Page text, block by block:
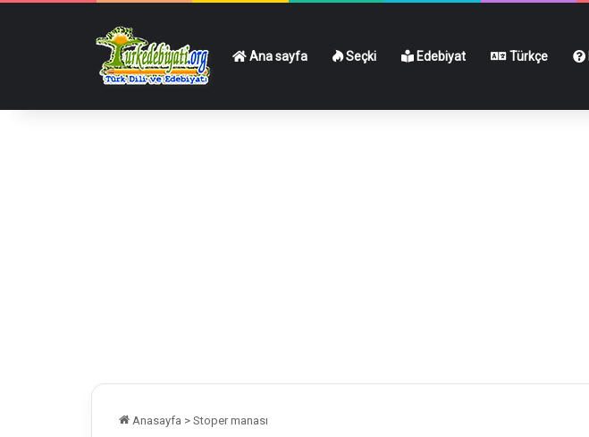
Ana sayfa Seçki Edebiyat Türkçe
Anasayfa > Stoper manası